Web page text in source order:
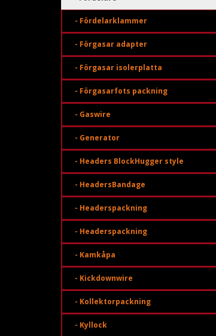
- Fördelarklammer
- Förgasar adapter
- Förgasar isolerplatta
- Förgasarfots packning
- Gaswire
- Generator
- Headers BlockHugger style
- HeadersBandage
- Headerspackning
- Headerspackning
- Kamkåpa
- Kickdownwire
- Kollektorpackning
- Kyllock